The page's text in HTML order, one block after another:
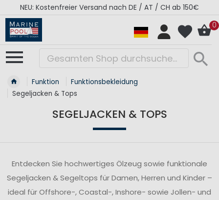
RÉGATES ROYALES Kollektion - Super Sale
0
Funktion
Funktionsbekleidung
Segeljacken & Tops
SEGELJACKEN & TOPS
Entdecken Sie hochwertiges Ölzeug sowie funktionale
Segeljacken & Segeltops für Damen, Herren und Kinder –
ideal für Offshore-, Coastal-, Inshore- sowie Jollen- und